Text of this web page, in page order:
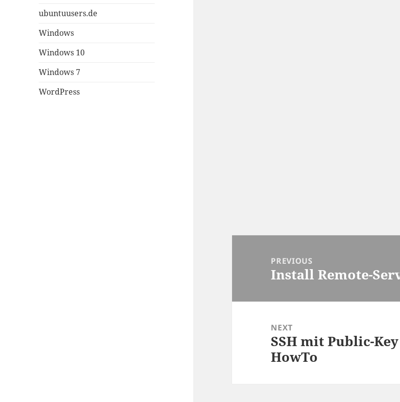
ubuntuusers.de
Windows
Windows 10
Windows 7
WordPress
navigationPREVIOUS
Previous
Install Remote-
NEXT
Next
post:
SSH mit Public-
HowTo